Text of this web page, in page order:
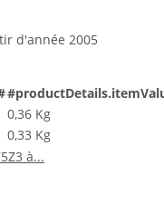
d'année 2005
0,36 Kg
0,33 Kg